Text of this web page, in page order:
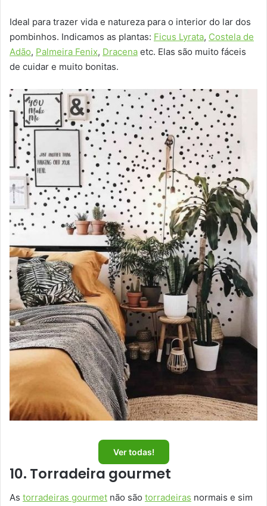
Ideal para trazer vida e natureza para o interior do lar dos
pombinhos. Indicamos as plantas: Ficus Lyrata, Costela de
Adão, Palmeira Fenix, Dracena etc. Elas são muito fáceis
de cuidar e muito bonitas.
Ver todas!
10. Torradeira gourmet
As torradeiras gourmet não são torradeiras normais e sim